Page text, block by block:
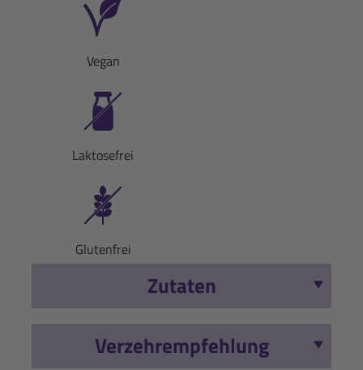
Vegan
Laktosefrei
Glutenfrei
Zutaten
Verzehrempfehlung